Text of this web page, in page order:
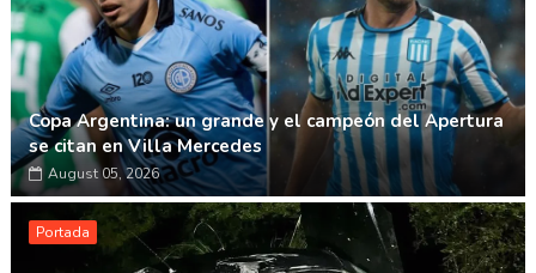
Copa Argentina: un grande y el campeón del Apertura
se citan en Villa Mercedes
August 05, 2026
Portada